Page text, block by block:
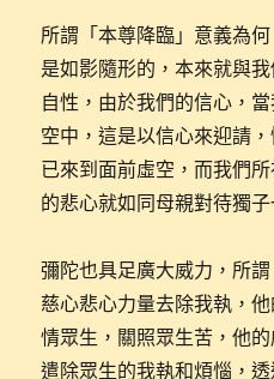
所謂「本尊降臨」意義為
是如影隨形的，本來就與
自性，由於我們的信心，
空中，這是以信心來迎請
已來到面前虛空，而我們
的悲心就如同母親對待獨子
彌陀也具足廣大威力，所
慈心悲心力量去除我執，
情眾生，關照眾生苦，他
遣除眾生的我執和煩惱，